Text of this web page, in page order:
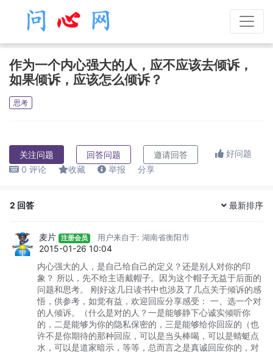
作为一个内心强大的人，应不应该去倾诉，
如果倾诉，应该怎么倾诉？
思考
关注问题 回答问题 邀请回答
好问题
0 评论 收藏 举报 分享
2 回答 最新排序
麦片 注册会员 用户来自于: 湖南省衡阳市
2015-01-26 10:04
内心强大的人，是自己给自己的定义？还是别人对你的印
象？ 所以，先不给主语戴帽子。因为这个帽子无益于后面的
问题和思考。 刚好这几日读书中也涉及了几点关于倾诉的感
悟，供参考，如觉有益，欢迎回应分享感受： 一、选一个对
的人倾诉。（什么是对的人？一是能够静下心诚实倾听你
的，二是能够为你的隐私保密的，三是能够给你回应的（也
许不是你期待的那种回应，可以是当头棒喝，可以是蜻蜓点
水，可以是道家暗示，等等，总而言之是真诚回应你的，对